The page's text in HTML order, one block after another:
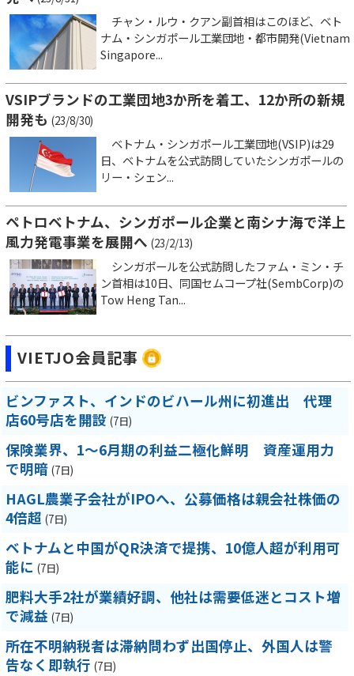
チャン・ルウ・クアン副首相はこのほど、ベト
ナム・シンガポール工業団地・都市開発(Vietnam
Singapore...
VSIPブランドの工業団地3か所を着工、12か所の新規
開発も (23/8/30)
ベトナム・シンガポール工業団地(VSIP)は29
日、ベトナムを公式訪問していたシンガポールの
リー・シェン...
ペトロベトナム、シンガポール企業と南シナ海で洋上
風力発電事業を展開へ (23/2/13)
シンガポールを公式訪問したファム・ミン・チ
ン首相は10日、同国セムコープ社(SembCorp)の
Tow Heng Tan...
VIETJO会員記事
ビンファスト、インドのビハール州に初進出 代理
店60号店を開設 (7日)
保険業界、1～6月期の利益二極化鮮明 資産運用力
で明暗 (7日)
HAGL農業子会社がIPOへ、公募価格は親会社株価の
4倍超 (7日)
ベトナムと中国がQR決済で提携、10億人超が利用可
能に (7日)
肥料大手2社が業績好調、他社は需要低迷とコスト増
で減益 (7日)
所在不明納税者は滞納問わず出国停止、外国人は警
告なく即執行 (7日)